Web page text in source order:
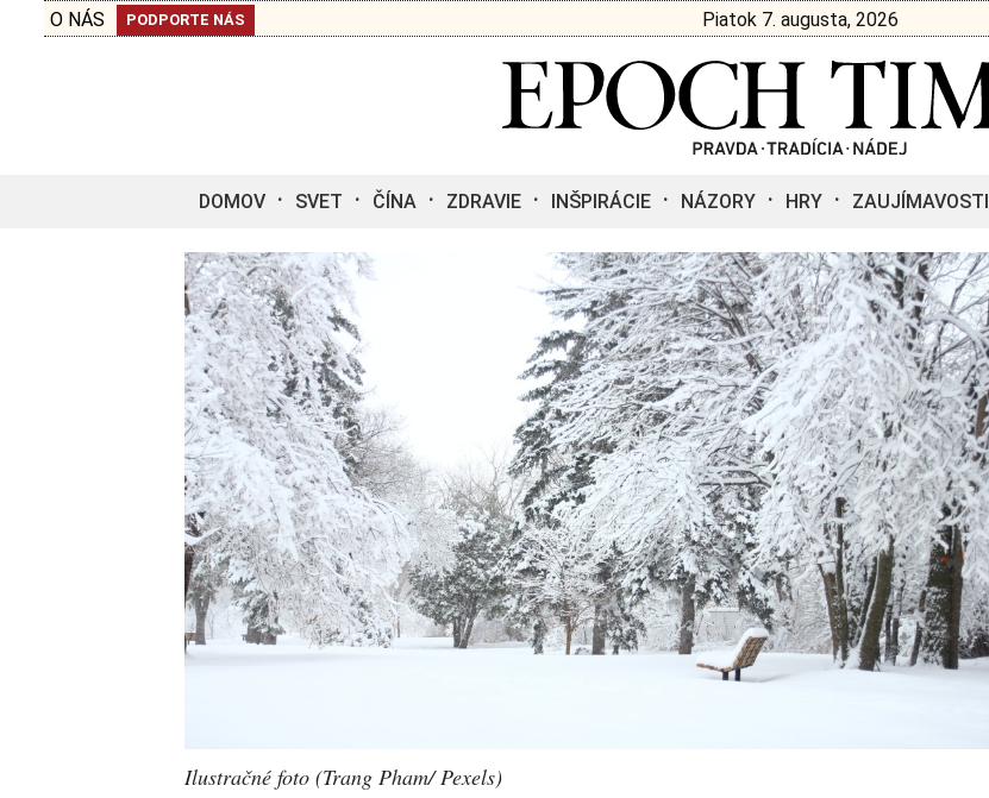
O NÁS PODPORTE NÁS Piatok 7. augusta, 2026
DOMOV SVET ČÍNA ZDRAVIE INŠPIRÁCIE NÁZORY HRY ZAUJÍMAVOSTI
Ilustračné foto (Trang Pham/ Pexels)